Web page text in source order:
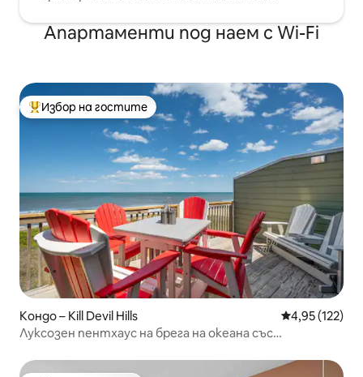
Апартаменти под наем с Wi-Fi
Най-популярен избор на гостите
Избор на гостите
Кондо – Kill Devil Hills Средна
4,95 (122)
Луксозен пентхаус на брега на океана със